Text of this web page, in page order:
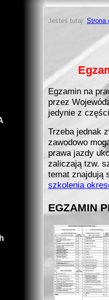
Jesteś tutaj: Strona
Egzamin na
przez
jedynie z
Trzeba jednak
zawodowo
prawa jazdy
zaliczają tzw.
temat znajdują
szkolenia
EGZAMIN